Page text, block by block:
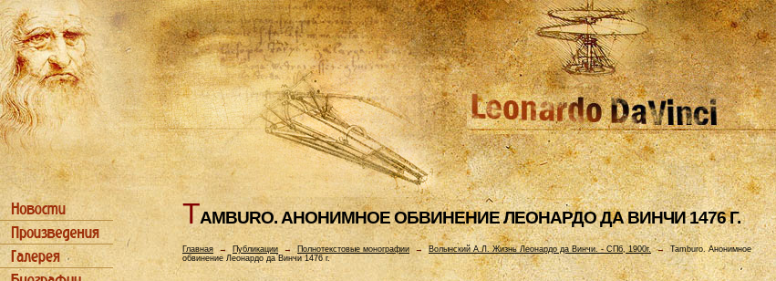
TAMBURO. АHОHИМHОЕ ОБВИHЕHИЕ ЛЕОHАРДО ДА ВИHЧИ 1476 Г.
Главная→ Публикации → Полнотекстовые монографии →Волынский А.Л. Жизнь Леонардо да Винчи. - СПб, 1900г.→Tamburo. Анонимное
обвинение Леонардо да Винчи 1476 г.